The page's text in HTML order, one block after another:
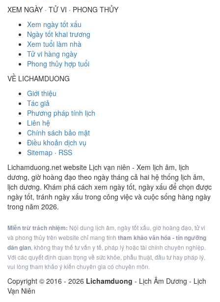
XEM NGÀY · TỬ VI · PHONG THỦY
Xem ngày tốt xấu
Ngày tốt khai trương
Xem tuổi làm nhà
Tử vi hàng ngày
Phong thủy hợp tuổi
VỀ LICHAMDUONG
Giới thiệu
Tác giả
Phương pháp tính lịch
Liên hệ
Chính sách bảo mật
Điều khoản dịch vụ
Sitemap · RSS
Lichamduong.net website Lịch vạn niên - Xem lịch âm, lịch
dương, giờ hoàng đạo theo ngày tháng cả hai hệ thống lịch âm,
lịch dương. Khám phá cách xem ngày tốt, ngày xấu để chọn được
ngày tốt, tránh ngày xấu trong công việc và cuộc sống hàng ngày
trong năm 2026.
Miễn trừ trách nhiệm: Nội dung lịch âm, ngày tốt xấu, giờ hoàng đạo, tử vi
và phong thủy trên website chỉ mang tính tham khảo văn hóa - tín ngưỡng
dân gian, không thay thế tư vấn y tế, pháp lý hoặc tài chính chuyên nghiệp.
Với các quyết định quan trọng về sức khỏe, phẫu thuật, đầu tư hay pháp lý,
vui lòng tham khảo ý kiến chuyên gia có chuyên môn.
Copyright © 2016 - 2026 Lichamduong - Lịch Âm Dương - Lịch
Vạn Niên